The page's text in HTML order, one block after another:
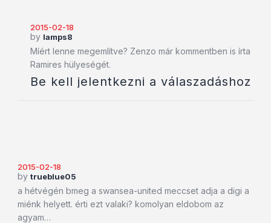
2015-02-18
by lamps8
Míért lenne megemlítve? Zenzo már kommentben is írta
Ramires hülyeségét.
Be kell jelentkezni a válaszadáshoz
2015-02-18
by trueblue05
a hétvégén bmeg a swansea-united meccset adja a digi a
miénk helyett. érti ezt valaki? komolyan eldobom az
agyam…